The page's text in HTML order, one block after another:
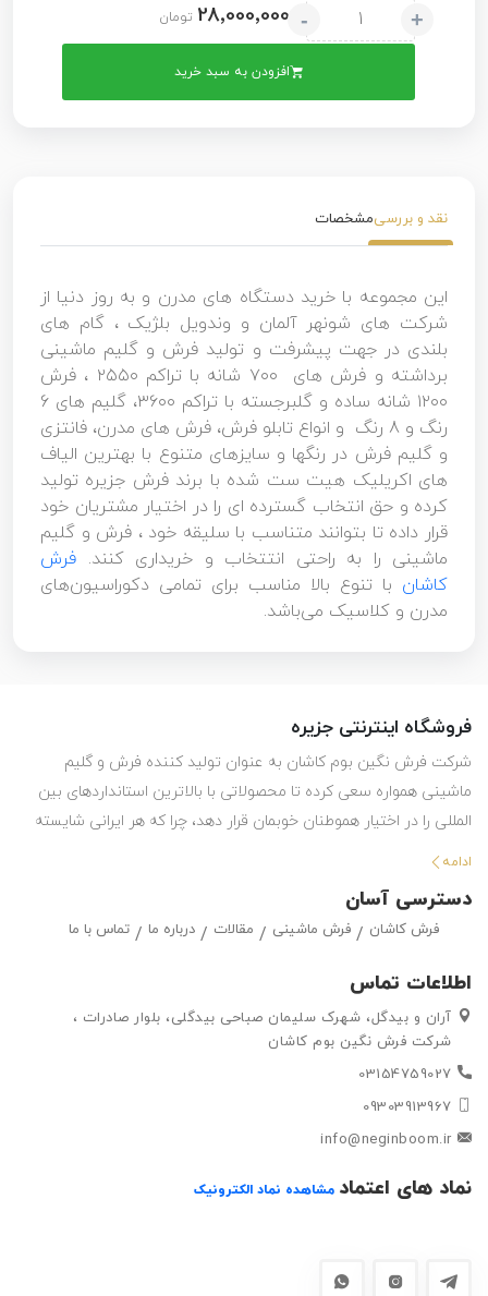
+
- 28٬000٬000 تومان
افزودن به سبد خرید
نقد و بررسیمشخصات
این مجموعه با خرید دستگاه های مدرن و به روز دنیا از
شرکت های شونهر آلمان و وندویل بلژیک ، گام های
بلندی در جهت پیشرفت و تولید فرش و گلیم ماشینی
برداشته و فرش های ۷۰۰ شانه با تراکم ۲۵۵۰ ، فرش
۱۲۰۰ شانه ساده و گلبرجسته با تراکم ۳۶۰۰، گلیم های 6
رنگ و 8 رنگ و انواع تابلو فرش، فرش های مدرن، فانتزی
و گلیم فرش در رنگها و سایزهای متنوع با بهترین الیاف
های اکریلیک هیت ست شده با برند فرش جزیره تولید
کرده و حق انتخاب گسترده ای را در اختیار مشتریان خود
قرار داده تا بتوانند متناسب با سلیقه خود ، فرش و گلیم
ماشینی را به راحتی انتتخاب و خریداری کنند. فرش
کاشان با تنوع بالا مناسب برای تمامی دکوراسیون‌های
مدرن و کلاسیک می‌باشد.
فروشگاه اینترنتی جزیره
شرکت فرش نگین بوم کاشان به عنوان تولید کننده فرش و گلیم
ماشینی همواره سعی کرده تا محصولاتی با بالاترین استانداردهای بین
المللی را در اختیار هموطنان خوبمان قرار دهد، چرا که هر ایرانی شایسته
استفاده از بهترین هاست. این شرکت با تولید انواع فرش ماشینی و گلیم
مشتریان خود قرار داده تا بتوانند متناسب با سلیقه خود ، فرش ماشینی
و گلیم مورد علاقه خود را به راحتی انتتخاب کرده و خریداری کنند.
ادامه
اطلاعات تماس
آران و بیدگل، شهرک سلیمان صباحی بیدگلی، بلوار صادرات ،
شرکت فرش نگین بوم کاشان
03154759027
09303913967
info@neginboom.ir
دسترسی آسان
فرش کاشان فرش ماشینی مقالات درباره ما تماس با ما
نماد های اعتماد مشاهده نماد الکترونیک